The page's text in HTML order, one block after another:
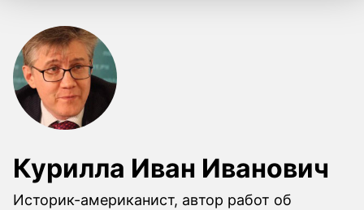
Курилла Иван Иванович
Историк-американист, автор работ об